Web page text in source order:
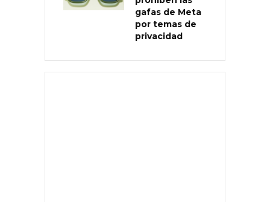
gafas de Meta
por temas de
privacidad